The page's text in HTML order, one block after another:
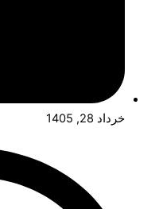
خرداد 28, 1405